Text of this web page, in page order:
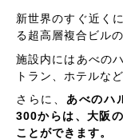
新世界のすぐ近く
る超高層複合ビル
施設内にはあべの
トラン、ホテルな
さらに、 あべのハ
300からは、大阪
ことができます。